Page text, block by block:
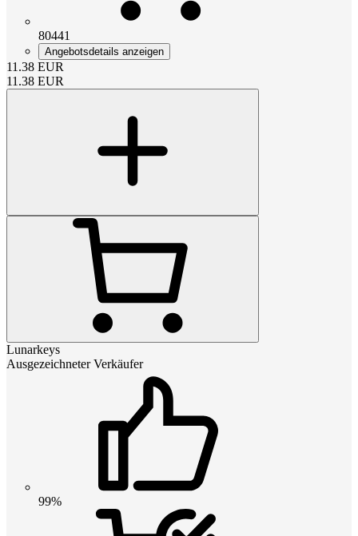
80441
Angebotsdetails anzeigen
11.38 EUR
11.38 EUR
Lunarkeys
Ausgezeichneter Verkäufer
99%